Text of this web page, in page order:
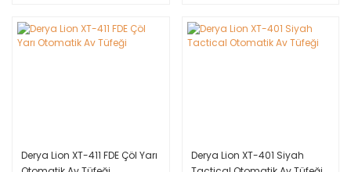
Derya Lion XT-411 FDE Çöl Yarı
Derya Lion XT-401 Siyah